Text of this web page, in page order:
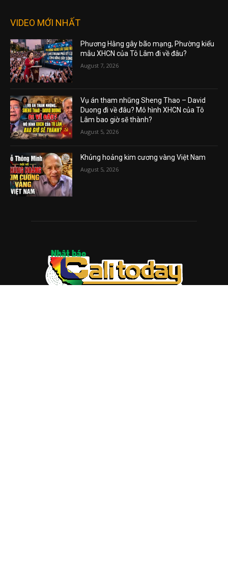
VIDEO MỚI NHẤT
Phương Hằng gây bão mạng, Phường kiểu
mẫu XHCN của Tô Lâm đi về đâu?
August 7, 2026
Vụ án tham nhũng Sheng Thao – David
Duong đi về đâu? Mô hình XHCN của Tô
Lâm bao giờ sẽ thành?
August 5, 2026
Khủng hoảng kim cương vàng Việt Nam
August 5, 2026